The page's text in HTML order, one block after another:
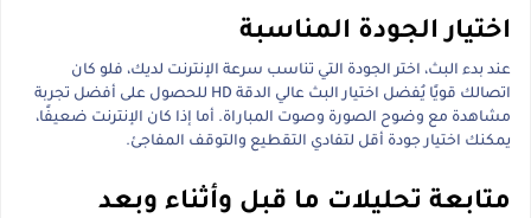
اختيار الجودة المناسبة
عند بدء البث، اختر الجودة التي تناسب سرعة الإنترنت لديك، فلو كان
اتصالك قويًا يُفضل اختيار البث عالي الدقة HD للحصول على أفضل تجربة
مشاهدة مع وضوح الصورة وصوت المباراة. أما إذا كان الإنترنت ضعيفًا،
يمكنك اختيار جودة أقل لتفادي التقطيع والتوقف المفاجئ.
متابعة تحليلات ما قبل وأثناء وبعد